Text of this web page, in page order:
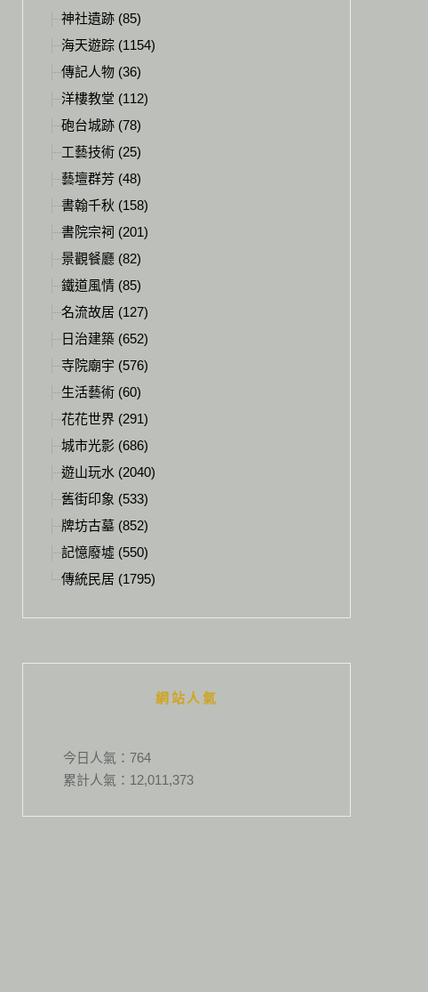
神社遺跡 (85)
海天遊踪 (1154)
傳記人物 (36)
洋樓教堂 (112)
砲台城跡 (78)
工藝技術 (25)
藝壇群芳 (48)
書翰千秋 (158)
書院宗祠 (201)
景觀餐廳 (82)
鐵道風情 (85)
名流故居 (127)
日治建築 (652)
寺院廟宇 (576)
生活藝術 (60)
花花世界 (291)
城市光影 (686)
遊山玩水 (2040)
舊街印象 (533)
牌坊古墓 (852)
記憶廢墟 (550)
傳統民居 (1795)
網站人氣
今日人氣： 764
累計人氣： 12,011,373